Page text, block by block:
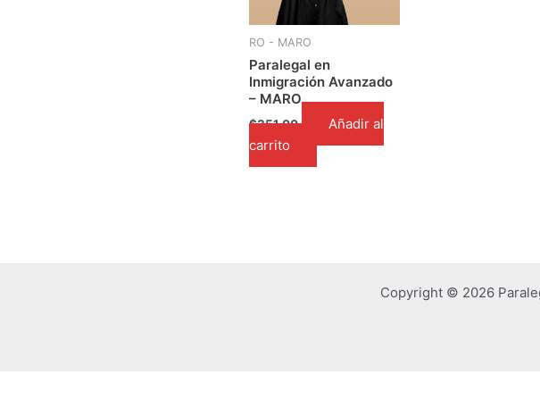
RO - MARO
Paralegal en
Inmigración Avanzado
– MARO
$351.00
Añadir al
carrito
Copyright © 2026